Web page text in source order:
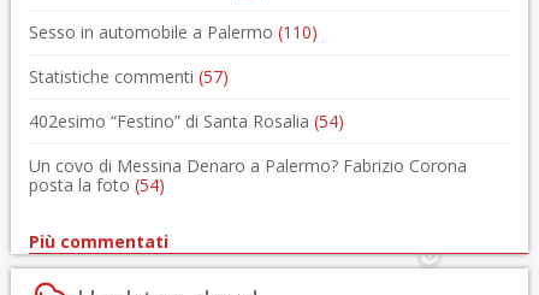
Sesso in automobile a Palermo (110)
Statistiche commenti (57)
402esimo “Festino” di Santa Rosalia (54)
Un covo di Messina Denaro a Palermo? Fabrizio Corona
posta la foto (54)
Più commentati